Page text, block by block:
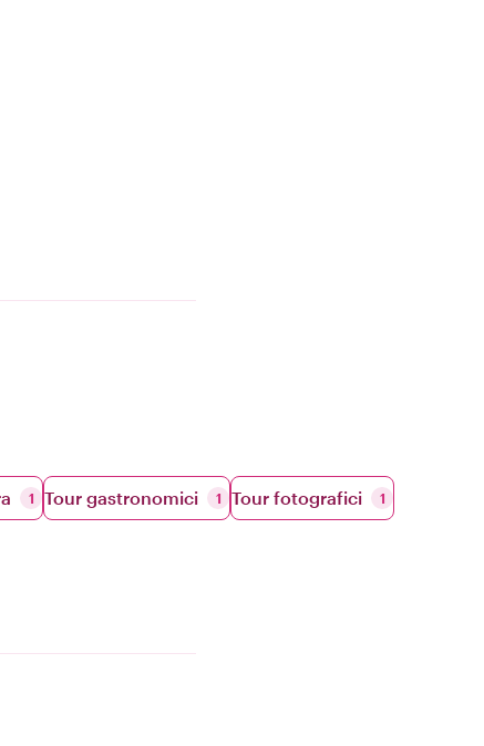
1 Tour gastronomici 1 Tour fotografici 1